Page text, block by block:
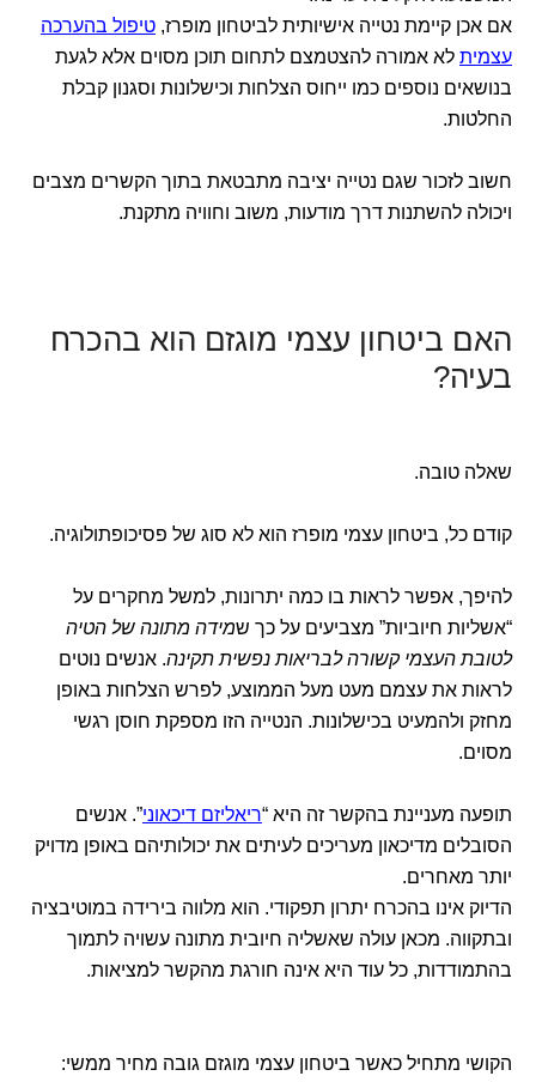
אם אכן קיימת נטייה אישיותית לביטחון מופרז, טיפול בהערכה
עצמית לא אמורה להצטמצם לתחום תוכן מסוים אלא לגעת
בנושאים נוספים כמו ייחוס הצלחות וכישלונות וסגנון קבלת
החלטות.
חשוב לזכור שגם נטייה יציבה מתבטאת בתוך הקשרים מצבים
ויכולה להשתנות דרך מודעות, משוב וחוויה מתקנת.
האם ביטחון עצמי מוגזם הוא בהכרח
בעיה?
שאלה טובה.
קודם כל, ביטחון עצמי מופרז הוא לא סוג של פסיכופתולוגיה.
להיפך, אפשר לראות בו כמה יתרונות, למשל מחקרים על
“אשליות חיוביות” מצביעים על כך שמידה מתונה של הטיה
לטובת העצמי קשורה לבריאות נפשית תקינה. אנשים נוטים
לראות את עצמם מעט מעל הממוצע, לפרש הצלחות באופן
מחזק ולהמעיט בכישלונות. הנטייה הזו מספקת חוסן רגשי
מסוים.
תופעה מעניינת בהקשר זה היא “ריאליזם דיכאוני”. אנשים
הסובלים מדיכאון מעריכים לעיתים את יכולותיהם באופן מדויק
יותר מאחרים.
הדיוק אינו בהכרח יתרון תפקודי. הוא מלווה בירידה במוטיבציה
ובתקווה. מכאן עולה שאשליה חיובית מתונה עשויה לתמוך
בהתמודדות, כל עוד היא אינה חורגת מהקשר למציאות.
הקושי מתחיל כאשר ביטחון עצמי מוגזם גובה מחיר ממשי: